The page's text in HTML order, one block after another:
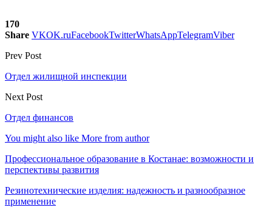
170
Share VKOK.ruFacebookTwitterWhatsAppTelegramViber
Prev Post
Отдел жилищной инспекции
Next Post
Отдел финансов
You might also like More from author
Профессиональное образование в Костанае: возможности и
перспективы развития
Резинотехнические изделия: надежность и разнообразное
применение